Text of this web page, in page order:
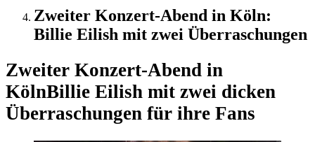
Zweiter Konzert-Abend in Köln:
Billie Eilish mit zwei Überraschungen
Zweiter Konzert-Abend in
KölnBillie Eilish mit zwei dicken
Überraschungen für ihre Fans